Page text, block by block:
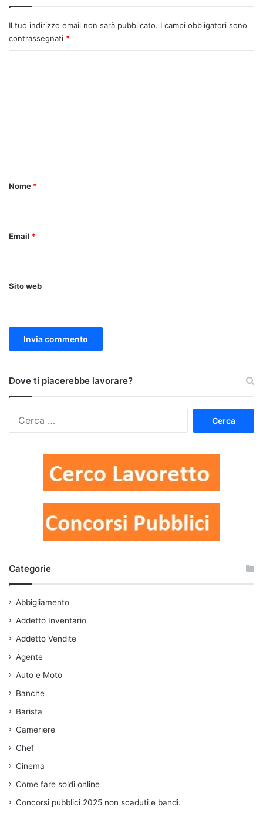
Il tuo indirizzo email non sarà pubblicato. I campi obbligatori sono
contrassegnati *
o
Nome *
Email *
Sito web
Dove ti piacerebbe lavorare?
Categorie
Abbigliamento
Addetto Inventario
Addetto Vendite
Agente
Auto e Moto
Banche
Barista
Cameriere
Chef
Cinema
Come fare soldi online
Concorsi pubblici 2025 non scaduti e bandi.